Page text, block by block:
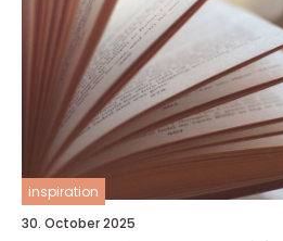
inspiration
30. October 2025